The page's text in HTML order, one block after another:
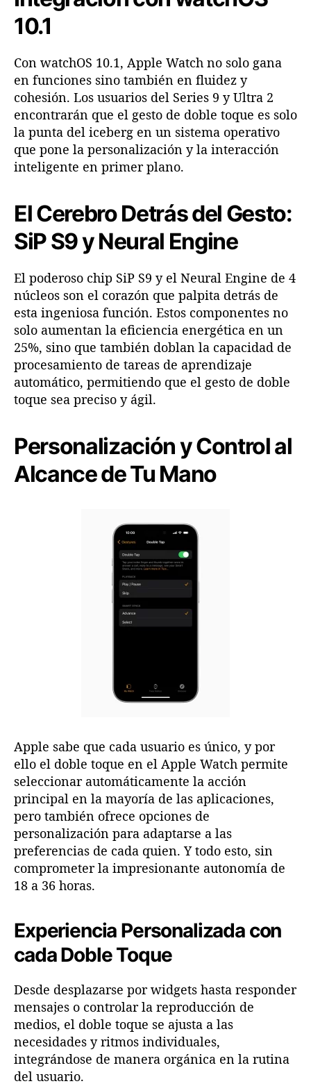
10.1
Con watchOS 10.1, Apple Watch no solo gana
en funciones sino también en fluidez y
cohesión. Los usuarios del Series 9 y Ultra 2
encontrarán que el gesto de doble toque es solo
la punta del iceberg en un sistema operativo
que pone la personalización y la interacción
inteligente en primer plano.
El Cerebro Detrás del Gesto:
SiP S9 y Neural Engine
El poderoso chip SiP S9 y el Neural Engine de 4
núcleos son el corazón que palpita detrás de
esta ingeniosa función. Estos componentes no
solo aumentan la eficiencia energética en un
25%, sino que también doblan la capacidad de
procesamiento de tareas de aprendizaje
automático, permitiendo que el gesto de doble
toque sea preciso y ágil.
Personalización y Control al
Alcance de Tu Mano
Apple sabe que cada usuario es único, y por
ello el doble toque en el Apple Watch permite
seleccionar automáticamente la acción
principal en la mayoría de las aplicaciones,
pero también ofrece opciones de
personalización para adaptarse a las
preferencias de cada quien. Y todo esto, sin
comprometer la impresionante autonomía de
18 a 36 horas.
Experiencia Personalizada con
cada Doble Toque
Desde desplazarse por widgets hasta responder
mensajes o controlar la reproducción de
medios, el doble toque se ajusta a las
necesidades y ritmos individuales,
integrándose de manera orgánica en la rutina
del usuario.